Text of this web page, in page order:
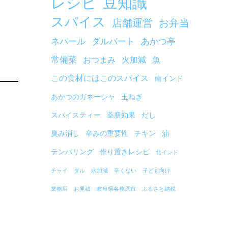
スパイス 店舗運営 お弁当
ネパール ダルバート
あかつ亭
常備菜
おつまみ 火加減 魚
この食材にはこのスパイス 南インド
あかつのガネーシャ 玉ねぎ
スパイスティー 薬膳効果 だし
臭み消し 辛みの重要性 チキン 油
テンパリング 作り置きレシピ 北インド
チャイ ダル 水加減 辛くない 子ども向け
業務用 お見積 岐阜県各務原市 ふるさと納税